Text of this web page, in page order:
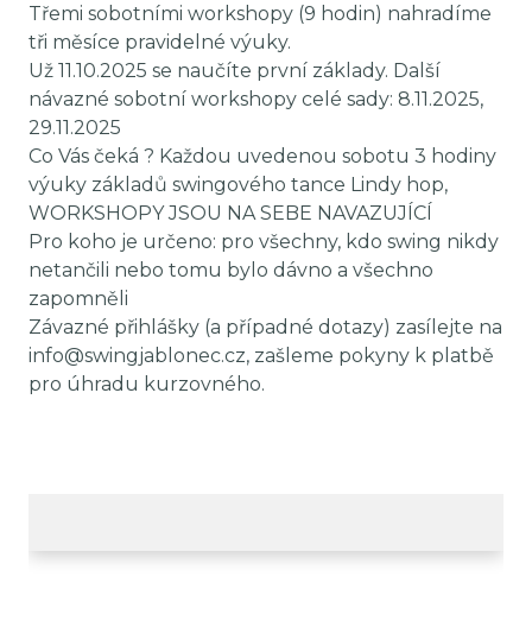
Třemi sobotními workshopy (9 hodin) nahradíme
tři měsíce pravidelné výuky.
Už 11.10.2025 se naučíte první základy. Další
návazné sobotní workshopy celé sady: 8.11.2025,
29.11.2025
Co Vás čeká ? Každou uvedenou sobotu 3 hodiny
výuky základů swingového tance Lindy hop,
WORKSHOPY JSOU NA SEBE NAVAZUJÍCÍ
Pro koho je určeno: pro všechny, kdo swing nikdy
netančili nebo tomu bylo dávno a všechno
zapomněli
Závazné přihlášky (a případné dotazy) zasílejte na
info@swingjablonec.cz, zašleme pokyny k platbě
pro úhradu kurzovného.